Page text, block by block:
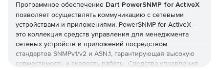
Программное обеспечение Dart PowerSNMP for ActiveX
позволяет осуществлять коммуникацию с сетевыми
устройствами и приложениями. PowerSNMP for ActiveX –
это коллекция средств управления для менеджмента
сетевых устройств и приложений посредством
стандартов SNMPv1/v2 и ASN.1, гарантирующая высокую
совместимость и скорость работы. Средства управления